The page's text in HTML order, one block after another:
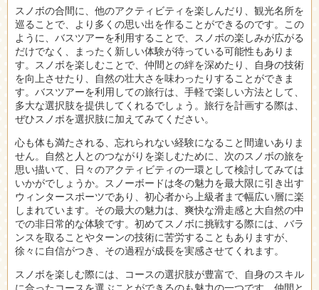
スノボの合間に、他のアクティビティを楽しんだり、観光名所を
巡ることで、より多くの思い出を作ることができるのです。この
ように、バスツアーを利用することで、スノボの楽しみが広がる
だけでなく、まったく新しい体験が待っている可能性もありま
す。スノボを楽しむことで、仲間との絆を深めたり、自身の技術
を向上させたり、自然の壮大さを味わったりすることができま
す。バスツアーを利用しての旅行は、手軽で楽しい方法として、
多大な選択肢を提供してくれるでしょう。旅行を計画する際は、
ぜひスノボを選択肢に加えてみてください。
心も体も満たされる、忘れられない経験になること間違いありま
せん。自然と人とのつながりを楽しむために、次のスノボの旅を
思い描いて、日々のアクティビティの一環として検討してみては
いかがでしょうか。スノーボードは冬の魅力を最大限に引き出す
ウィンタースポーツであり、初心者から上級者まで幅広い層に楽
しまれています。その最大の魅力は、爽快な滑走感と大自然の中
での非日常的な体験です。初めてスノボに挑戦する際には、バラ
ンスを取ることやターンの技術に苦労することもありますが、
徐々に自信がつき、その過程が成長を実感させてくれます。
スノボを楽しむ際には、コースの選択肢が豊富で、自身のスキル